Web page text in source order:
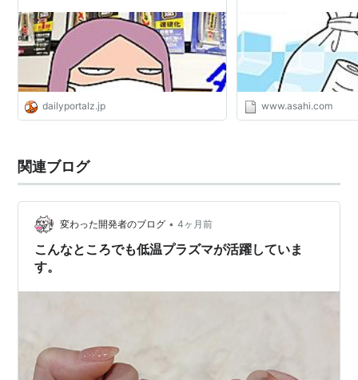
dailyportalz.jp www.asahi.com
関連ブログ
変わった開発者のブログ • 4ヶ月前
こんなところでも低温プラズマが活躍していま
す。